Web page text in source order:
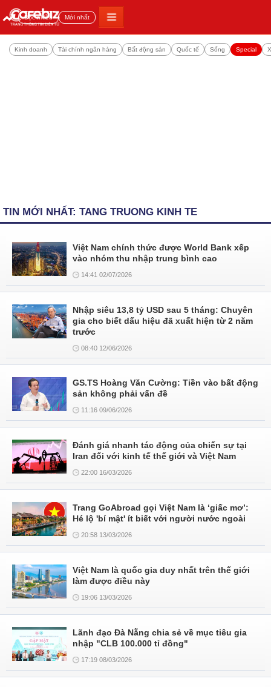
Đọc nhiều Mới nhất
Kinh doanh Tài chính ngân hàng Bất động sản Quốc tế Sống Special
TIN MỚI NHẤT: TANG TRUONG KINH TE
Việt Nam chính thức được World Bank xếp
vào nhóm thu nhập trung bình cao
14:41 02/07/2026
Nhập siêu 13,8 tỷ USD sau 5 tháng: Chuyên
gia cho biết dấu hiệu đã xuất hiện từ 2 năm
trước
08:40 12/06/2026
GS.TS Hoàng Văn Cường: Tiền vào bất động
sản không phải vấn đề
11:16 09/06/2026
Đánh giá nhanh tác động của chiến sự tại
Iran đối với kinh tế thế giới và Việt Nam
22:00 16/03/2026
Trang GoAbroad gọi Việt Nam là ‘giấc mơ’:
Hé lộ 'bí mật' ít biết với người nước ngoài
20:58 13/03/2026
Việt Nam là quốc gia duy nhất trên thế giới
làm được điều này
19:06 13/03/2026
Lãnh đạo Đà Nẵng chia sẻ về mục tiêu gia
nhập "CLB 100.000 tỉ đồng"
17:19 08/03/2026